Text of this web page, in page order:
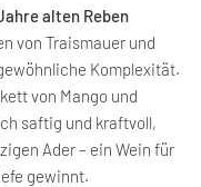
alten Reben
von Traismauer und
Komplexität.
von Mango und
saftig und kraftvoll,
Ader – ein Wein für
gewinnt.